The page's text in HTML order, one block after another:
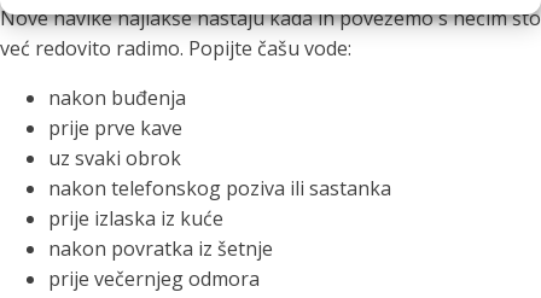
Nove navike najlakše nastaju kada ih povežemo s nečim što
već redovito radimo. Popijte čašu vode:
nakon buđenja
prije prve kave
uz svaki obrok
nakon telefonskog poziva ili sastanka
prije izlaska iz kuće
nakon povratka iz šetnje
prije večernjeg odmora